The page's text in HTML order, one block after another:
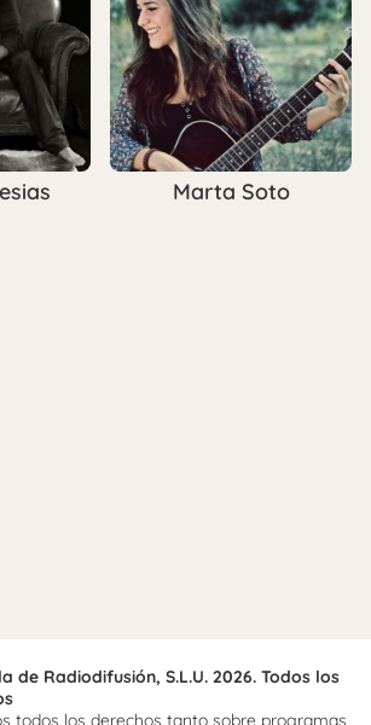
Marta Soto
de Radiodifusión, S.L.U. 2026. Todos los
todos los derechos tanto sobre programas